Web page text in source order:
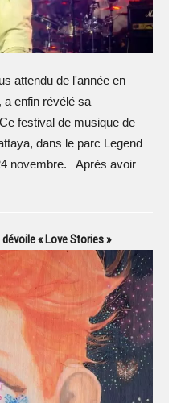
attendu de l'année en
a enfin révélé sa
festival de musique de
dans le parc Legend
novembre. Après avoir
dévoile « Love Stories »